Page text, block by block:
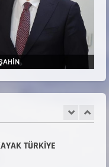
3.KADEME
Kara, Deniz ve Hava
2026 Yılı (2026-
TÜRKİYE